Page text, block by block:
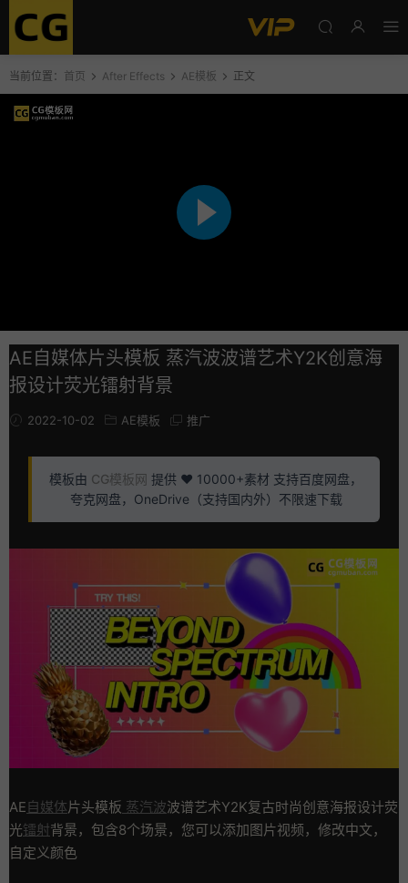
当前位置： 首页 After Effects AE模板 正文
AE自媒体片头模板 蒸汽波波谱艺术Y2K创意海
报设计荧光镭射背景
2022-10-02 AE模板 推广
模板由 CG模板网 提供 ❤️ 10000+素材 支持百度网盘，
夸克网盘，OneDrive（支持国内外）不限速下载
AE 自媒体片头模板 蒸汽波波谱艺术Y2K复古时尚创意海报设计荧
光镭射背景，包含8个场景，您可以添加图片视频，修改中文，
自定义颜色